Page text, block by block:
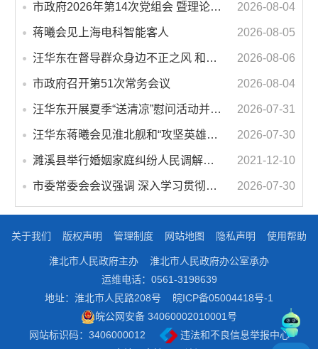
市政府2026年第14次党组会 暨理论学习中心组学习会议召开 蒋曦主持会议并讲话 2026-08-04
蒋曦会见上海电科智能客人 2026-08-05
汪华东在督导群众身边不正之风 和腐败问题集中整治工作时强调 以更高标准更实举措纵深推进集中整治 不断增强人民群众获得感幸福感安全感 2026-08-06
市政府召开第51次常务会议 2026-08-04
汪华东开展夏季“送清凉”慰问活动并调研专门教育工作 落实落细防暑降温措施 用心用情关爱一线职工 2026-07-31
汪华东蒋曦会见淮北舰和“攻坚英雄连”官兵代表 2026-07-30
濉溪县举行婚姻家庭纠纷人民调解委员会暨调解志愿者服务团成立仪式 2021-12-10
市委常委会会议强调 深入学习贯彻习近平总书记重要讲话指示精神 高质量推进城市更新 不断提升本质安全水平 汪华东主持会议 2026-07-30
关于我们 版权声明 管理制度 网站地图 隐私声明 使用帮助
淮北市人民政府主办
淮北市人民政府办公室承办
运维电话：0561-3198639
地址：淮北市人民路208号
皖ICP备05004418号-1
皖公网安备 34060002010001号
网站标识码：3406000012
违法和不良信息举报中心